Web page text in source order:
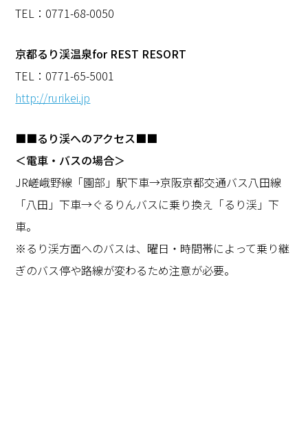
TEL：0771-68-0050
京都るり渓温泉for REST RESORT
TEL：0771-65-5001
http://rurikei.jp
■■るり渓へのアクセス■■
＜電車・バスの場合＞
JR嵯峨野線「園部」駅下車→京阪京都交通バス八田線
「八田」下車→ぐるりんバスに乗り換え「るり渓」下
車。
※るり渓方面へのバスは、曜日・時間帯によって乗り継
ぎのバス停や路線が変わるため注意が必要。